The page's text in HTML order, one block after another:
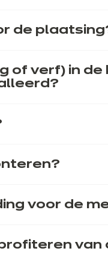
de
of verf) in
voor de
van